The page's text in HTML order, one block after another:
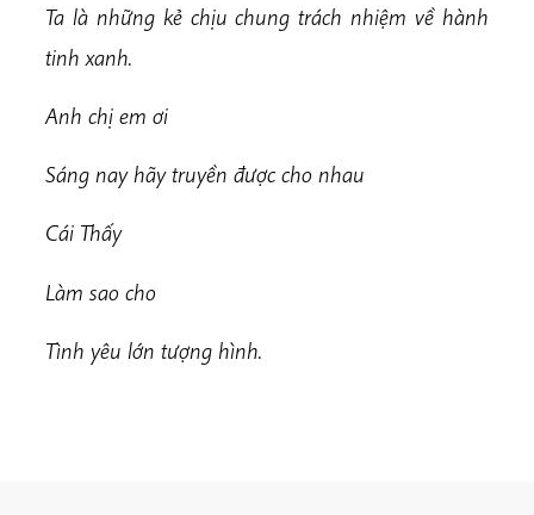
Ta là những kẻ chịu chung trách nhiệm về hành
tinh xanh.
Anh chị em ơi
Sáng nay hãy truyền được cho nhau
Cái Thấy
Làm sao cho
Tình yêu lớn tượng hình.